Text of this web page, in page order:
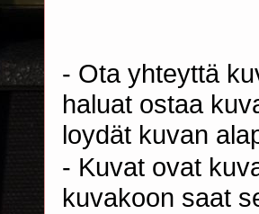
- Ota yhteyttä
haluat ostaa
loydät kuvan
- Kuvat ovat
kuvakoon saat